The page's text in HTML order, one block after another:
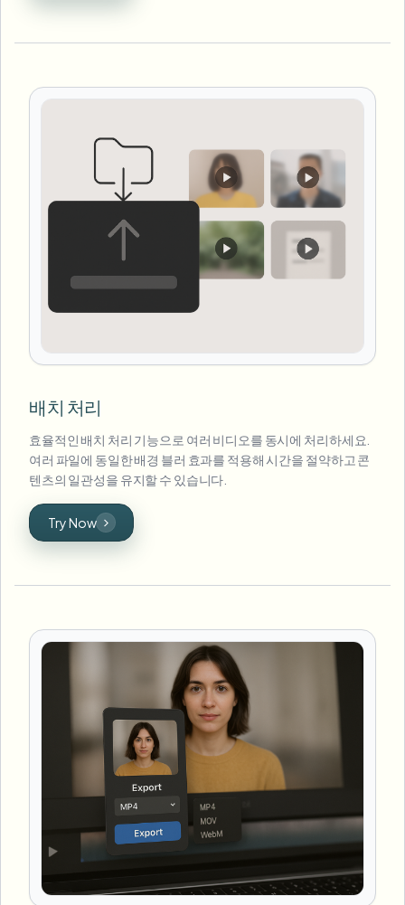
배치 처리
효율적인 배치 처리 기능으로 여러 비디오를 동시에 처리하세요.
여러 파일에 동일한 배경 블러 효과를 적용해 시간을 절약하고 콘
텐츠의 일관성을 유지할 수 있습니다.
Try Now